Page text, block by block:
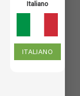
Italiano
ITALIANO